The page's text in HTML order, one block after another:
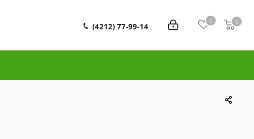
0 0
0
(4212) 77-99-14